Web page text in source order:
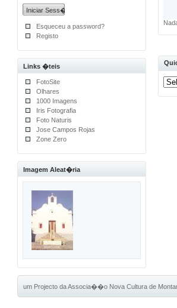
Esqueceu a password?
Registo
Links �teis
FotoSite
Olhares
1000 Imagens
Iris Fotografia
Foto Naturis
Jose Campos Rojas
Zone Zero
Imagem Aleat�ria
um Projecto da Associa��o Nova Cultura de